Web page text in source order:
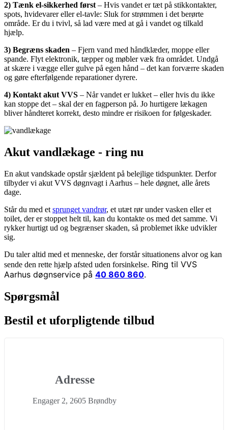
2) Tænk el-sikkerhed først – Hvis vandet er tæt på stikkontakter,
spots, hvidevarer eller el-tavle: Sluk for strømmen i det berørte
område. Er du i tvivl, så lad være med at gå i vandet og tilkald
hjælp.
3) Begræns skaden – Fjern vand med håndklæder, moppe eller
spande. Flyt elektronik, tæpper og møbler væk fra området. Undgå
at skære i vægge eller gulve på egen hånd – det kan forværre skaden
og gøre efterfølgende reparationer dyrere.
4) Kontakt akut VVS – Når vandet er lukket – eller hvis du ikke
kan stoppe det – skal der en fagperson på. Jo hurtigere lækagen
bliver håndteret korrekt, desto mindre er risikoen for følgeskader.
Akut vandlækage - ring nu
En akut vandskade opstår sjældent på belejlige tidspunkter. Derfor
tilbyder vi akut VVS døgnvagt i Aarhus – hele døgnet, alle årets
dage.
Står du med et sprunget vandrør, et utæt rør under vasken eller et
toilet, der er stoppet helt til, kan du kontakte os med det samme. Vi
rykker hurtigt ud og begrænser skaden, så problemet ikke udvikler
sig.
Du taler altid med et menneske, der forstår situationens alvor og kan
sende den rette hjælp afsted uden forsinkelse. Ring til VVS
Aarhus døgnservice på 40 860 860.
Spørgsmål
Bestil et uforpligtende tilbud
Adresse
Engager 2, 2605 Brøndby